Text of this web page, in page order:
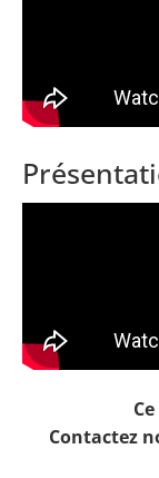
Contactez